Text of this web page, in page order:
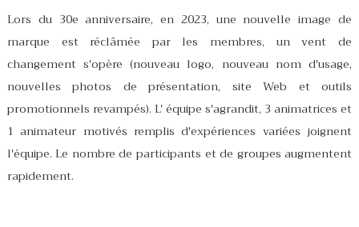
Lors du 30e anniversaire, en 2023, une nouvelle image de
marque est réclâmée par les membres, un vent de
changement s'opère (nouveau logo, nouveau nom d'usage,
nouvelles photos de présentation, site Web et outils
promotionnels revampés). L' équipe s'agrandit, 3 animatrices et
1 animateur motivés remplis d'expériences variées joignent
l'équipe. Le nombre de participants et de groupes augmentent
rapidement.